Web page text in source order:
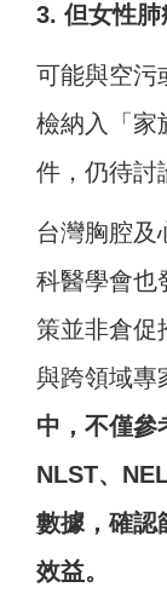
3. 但女性
可能與空污
檢納入「家
件，仍待討
台灣胸腔及
科醫學會也
策並非倉促
與跨領域專
中，不僅參
NLST、
數據，確認
效益。